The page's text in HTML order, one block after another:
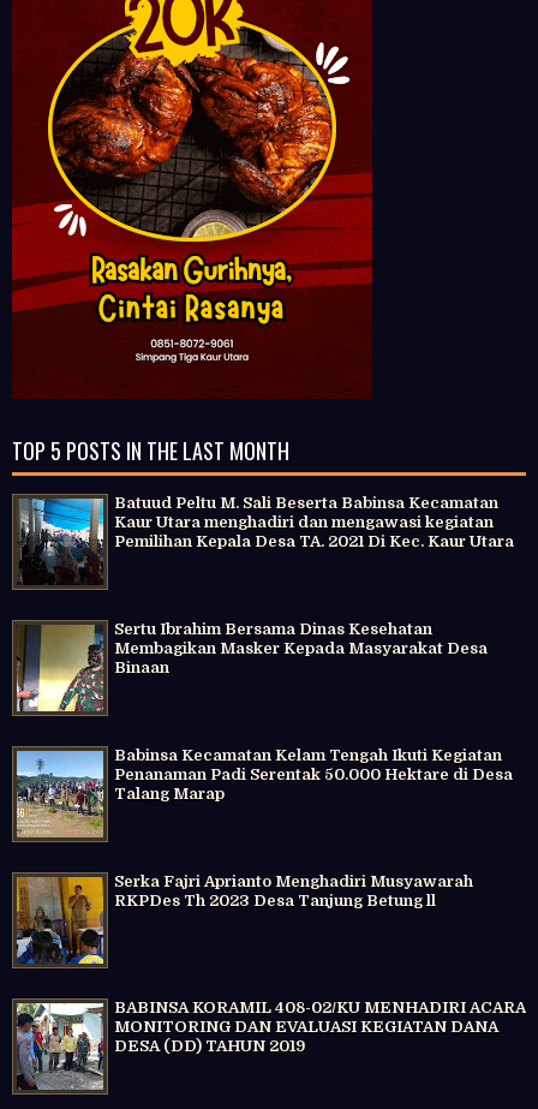
TOP 5 POSTS IN THE LAST MONTH
Batuud Peltu M. Sali Beserta Babinsa Kecamatan
Kaur Utara menghadiri dan mengawasi kegiatan
Pemilihan Kepala Desa TA. 2021 Di Kec. Kaur Utara
Sertu Ibrahim Bersama Dinas Kesehatan
Membagikan Masker Kepada Masyarakat Desa
Binaan
Babinsa Kecamatan Kelam Tengah Ikuti Kegiatan
Penanaman Padi Serentak 50.000 Hektare di Desa
Talang Marap
Serka Fajri Aprianto Menghadiri Musyawarah
RKPDes Th 2023 Desa Tanjung Betung ll
BABINSA KORAMIL 408-02/KU MENHADIRI ACARA
MONITORING DAN EVALUASI KEGIATAN DANA
DESA (DD) TAHUN 2019